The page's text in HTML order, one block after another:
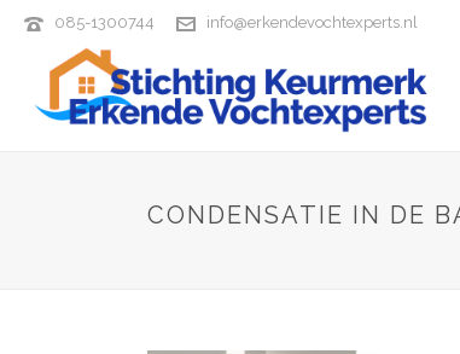
085-1300744 info@erkendevochtexperts.nl
CONDENSATIE IN DE